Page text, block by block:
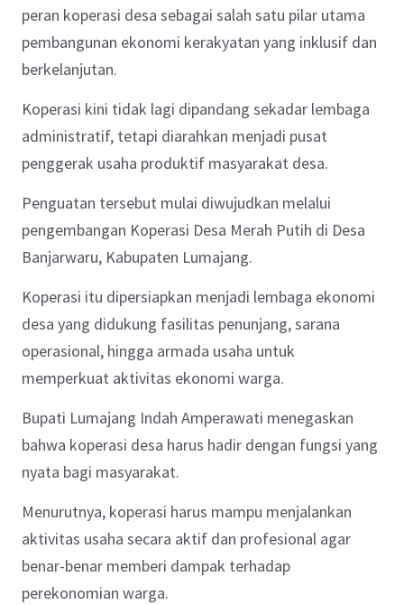
peran koperasi desa sebagai salah satu pilar utama
pembangunan ekonomi kerakyatan yang inklusif dan
berkelanjutan.
Koperasi kini tidak lagi dipandang sekadar lembaga
administratif, tetapi diarahkan menjadi pusat
penggerak usaha produktif masyarakat desa.
Penguatan tersebut mulai diwujudkan melalui
pengembangan Koperasi Desa Merah Putih di Desa
Banjarwaru, Kabupaten Lumajang.
Koperasi itu dipersiapkan menjadi lembaga ekonomi
desa yang didukung fasilitas penunjang, sarana
operasional, hingga armada usaha untuk
memperkuat aktivitas ekonomi warga.
Bupati Lumajang Indah Amperawati menegaskan
bahwa koperasi desa harus hadir dengan fungsi yang
nyata bagi masyarakat.
Menurutnya, koperasi harus mampu menjalankan
aktivitas usaha secara aktif dan profesional agar
benar-benar memberi dampak terhadap
perekonomian warga.